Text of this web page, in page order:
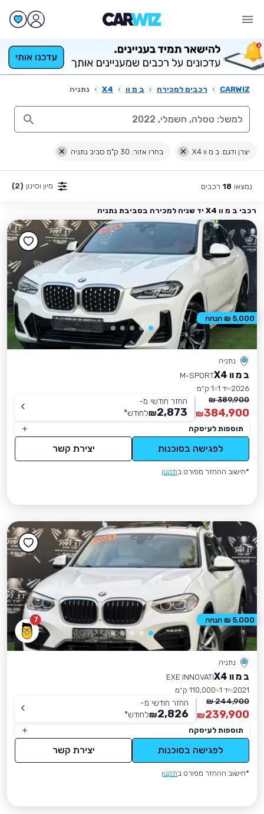
CARWIZ
› רכבים למכירה › ב מ וו ›
X4
› נתניה
יצרן ודגם: ב מ וו X4 בחרו אזור: 30 ק"מ סביב נתניה
נמצאו 18 רכבים מיון וסינון (2)
רכבי ב מ וו X4 יד שניה למכירה בסביבת נתניה
נתניה
ב מ וו X4
M-SPORT
2026 יד 1
1 ק״מ
389,900 ₪
384,900
₪
החזר חודשי מ-
2,873
₪לחודש*
תוספות לעיסקה
לפגישה בסוכנות יצירת קשר
*חישוב ההחזר מפורט בתקנון
5,000 ₪ הנחה
7
נתניה
ב מ וו X4
EXE INNOVATI
2021 יד 1
110,000 ק״מ
244,900 ₪
239,900
₪
החזר חודשי מ-
2,826
₪לחודש*
תוספות לעיסקה
לפגישה בסוכנות יצירת קשר
*חישוב ההחזר מפורט בתקנון
5,000 ₪ הנחה